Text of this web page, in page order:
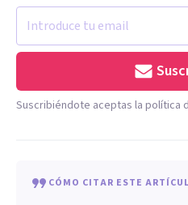
Suscribiéndote aceptas la política
CÓMO CITAR ESTE